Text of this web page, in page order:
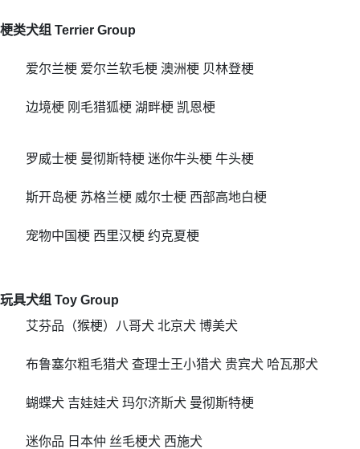
梗类犬组 Terrier Group
爱尔兰梗 爱尔兰软毛梗 澳洲梗 贝林登梗
边境梗 刚毛猎狐梗 湖畔梗 凯恩梗
罗威士梗 曼彻斯特梗 迷你牛头梗 牛头梗
斯开岛梗 苏格兰梗 威尔士梗 西部高地白梗
宠物中国梗 西里汉梗 约克夏梗
玩具犬组 Toy Group
艾芬品（猴梗）八哥犬 北京犬 博美犬
布鲁塞尔粗毛猎犬 查理士王小猎犬 贵宾犬 哈瓦那犬
蝴蝶犬 吉娃娃犬 玛尔济斯犬 曼彻斯特梗
迷你品 日本仲 丝毛梗犬 西施犬